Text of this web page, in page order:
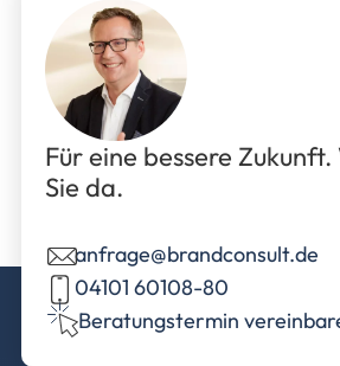
Für eine bessere
Sie da.
anfrage@brandconsult.de
04101 60108-80
Beratungstermin